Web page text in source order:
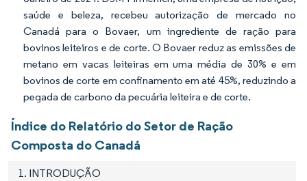
saúde e beleza, recebeu autorização de mercado no
Canadá para o Bovaer, um ingrediente de ração para
bovinos leiteiros e de corte. O Bovaer reduz as emissões de
metano em vacas leiteiras em uma média de 30% e em
bovinos de corte em confinamento em até 45%, reduzindo a
pegada de carbono da pecuária leiteira e de corte.
Índice do Relatório do Setor de Ração
Composta do Canadá
1. INTRODUÇÃO